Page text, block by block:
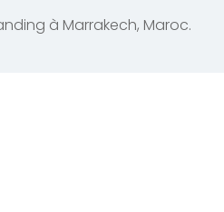
à Marrakech, Maroc.